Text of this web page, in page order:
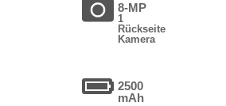
8-MP
1
Rückseite
Kamera
2500
mAh